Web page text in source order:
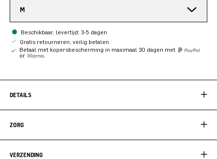
M
Beschikbaar, levertijd: 3-5 dagen
Gratis retourneren, veilig betalen
Betaal met kopersbescherming in maximaal 30 dagen met
or
DETAILS
ZORG
VERZENDING